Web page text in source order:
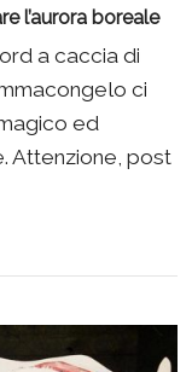
l’aurora boreale
a caccia di
ci
ed
Attenzione, post